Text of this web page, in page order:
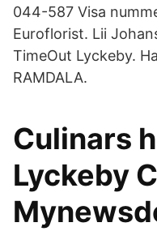
044-587 Visa
Euroflorist. Lii
TimeOut Lyckeby.
RAMDALA.
Culinars
Lyckeby